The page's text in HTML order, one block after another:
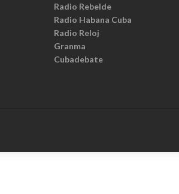
Radio Rebelde
Radio Habana Cuba
Radio Reloj
Granma
Cubadebate